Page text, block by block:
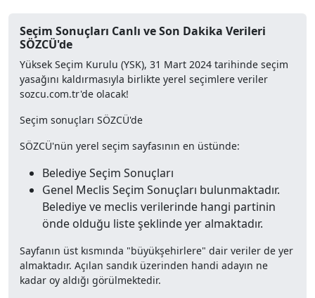
Seçim Sonuçları Canlı ve Son Dakika Verileri
SÖZCÜ'de
Yüksek Seçim Kurulu (YSK), 31 Mart 2024 tarihinde seçim
yasağını kaldırmasıyla birlikte yerel seçimlere veriler
sozcu.com.tr'de olacak!
Seçim sonuçları SÖZCÜ'de
SÖZCÜ'nün yerel seçim sayfasının en üstünde:
Belediye Seçim Sonuçları
Genel Meclis Seçim Sonuçları bulunmaktadır.
Belediye ve meclis verilerinde hangi partinin
önde olduğu liste şeklinde yer almaktadır.
Sayfanın üst kısmında "büyükşehirlere" dair veriler de yer
almaktadır. Açılan sandık üzerinden handi adayın ne
kadar oy aldığı görülmektedir.